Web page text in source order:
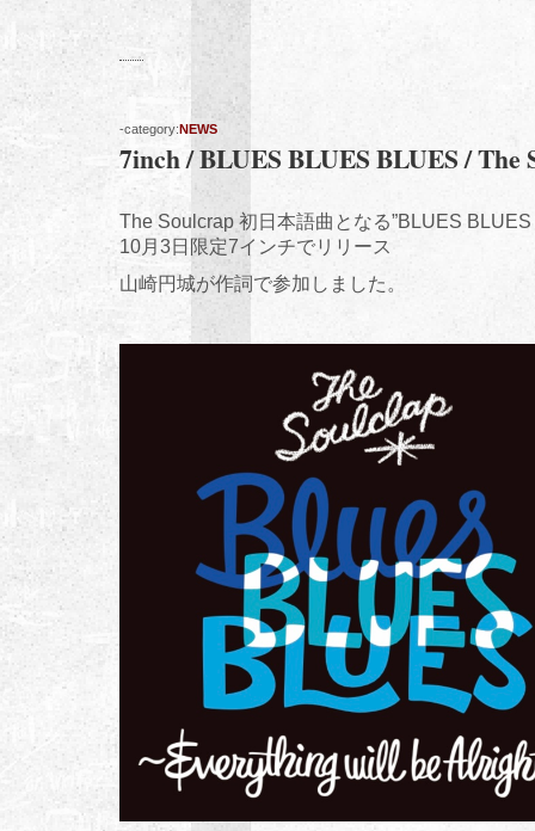
-category:NEWS
7inch / BLUES BLUES BLUES / The
The Soulcrap 初日本語曲となる”BLUES BLUES
10月3日限定7インチでリリース
山崎円城が作詞で参加しました。